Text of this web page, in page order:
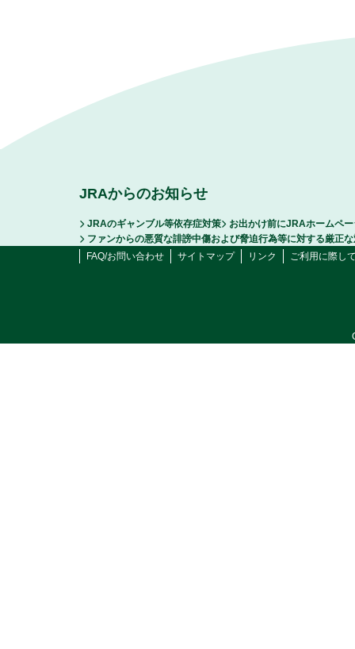
JRAからのお知らせ
JRAのギャンブル等依存症対策
お出かけ前にJRAホームペ
ファンからの悪質な誹謗中傷および脅迫行為等に対する厳正
FAQ/お問い合わせ
サイトマップ リンク ご利用に際し